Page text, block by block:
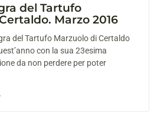
del Tartufo
Marzo 2016
del Tartufo Marzuolo di Certaldo
con la sua 23esima
da non perdere per poter